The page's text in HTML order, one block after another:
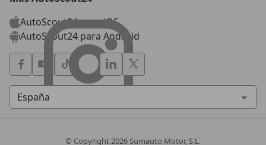
AutoScout24 para iOS
AutoScout24 para Android
© Copyright2026 Sumauto Motor, S.L.